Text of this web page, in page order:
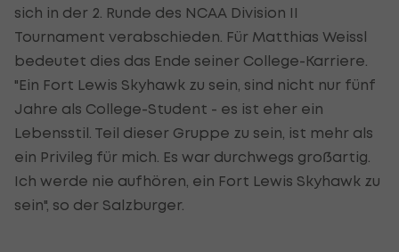
sich in der 2. Runde des NCAA Division II
Tournament verabschieden. Für Matthias Weissl
bedeutet dies das Ende seiner College-Karriere.
"Ein Fort Lewis Skyhawk zu sein, sind nicht nur fünf
Jahre als College-Student - es ist eher ein
Lebensstil. Teil dieser Gruppe zu sein, ist mehr als
ein Privileg für mich. Es war durchwegs großartig.
Ich werde nie aufhören, ein Fort Lewis Skyhawk zu
sein", so der Salzburger.